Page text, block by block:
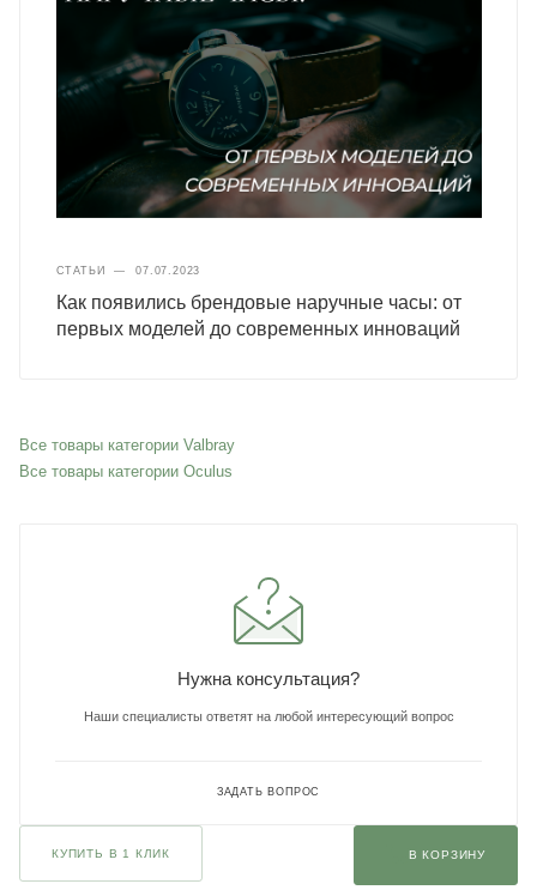
СТАТЬИ — 07.07.2023
Как появились брендовые наручные часы: от
первых моделей до современных инноваций
Все товары категории Valbray
Все товары категории Oculus
Нужна консультация?
Наши специалисты ответят на любой интересующий вопрос
ЗАДАТЬ ВОПРОС
КУПИТЬ В 1 КЛИК В КОРЗИНУ